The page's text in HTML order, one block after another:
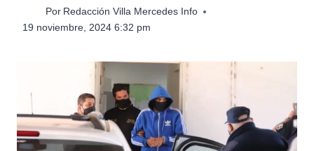
Por Redacción Villa Mercedes Info
19 noviembre, 2024 6:32 pm